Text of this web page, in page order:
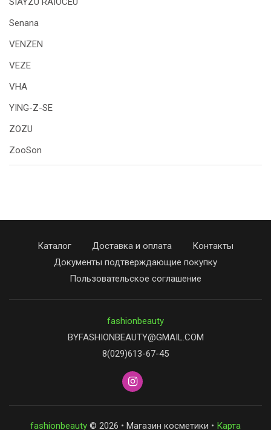
Senana
VENZEN
VEZE
VHA
YING-Z-SE
ZOZU
ZooSon
Каталог Доставка и оплата
Контакты
Документы подтверждающие покупку
Пользовательское соглашение
fashionbeauty
BYFASHIONBEAUTY@GMAIL.COM
8(029)613-67-45
fashionbeauty © 2026 • Магазин косметики • Карта